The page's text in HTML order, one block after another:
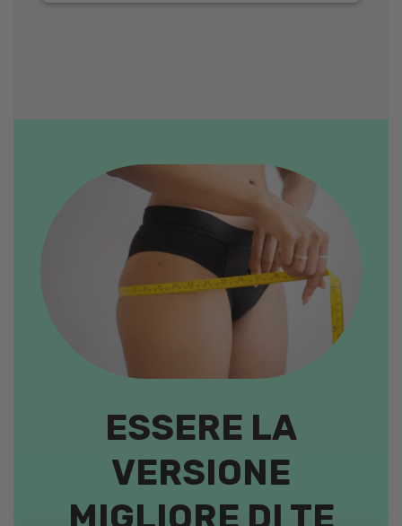
ESSERE LA
VERSIONE
MIGLIORE DI TE